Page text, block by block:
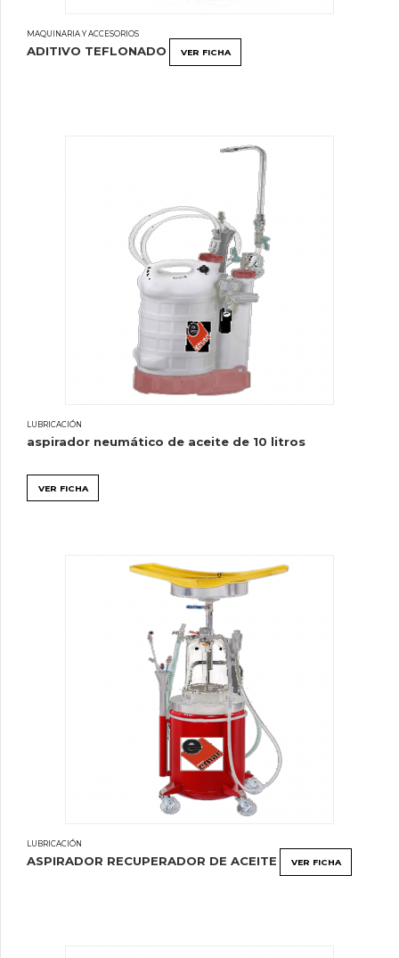
MAQUINARIA Y ACCESORIOS
ADITIVO TEFLONADO VER FICHA
LUBRICACIÓN
aspirador neumático de aceite de 10 litros
VER FICHA
LUBRICACIÓN
ASPIRADOR RECUPERADOR DE ACEITE VER FICHA